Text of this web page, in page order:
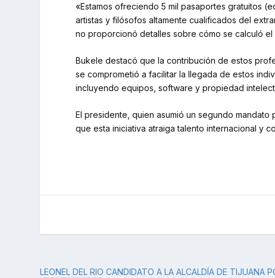
«Estamos ofreciendo 5 mil pasaportes gratuitos
artistas y filósofos altamente cualificados del
no proporcionó detalles sobre cómo se calculó
Bukele destacó que la contribución de estos
se comprometió a facilitar la llegada de estos
incluyendo equipos, software y propiedad
El presidente, quien asumió un segundo
que esta iniciativa atraiga talento internacional y
LEONEL DEL RIO CANDIDATO A LA ALCALDÍA DE TIJUANA